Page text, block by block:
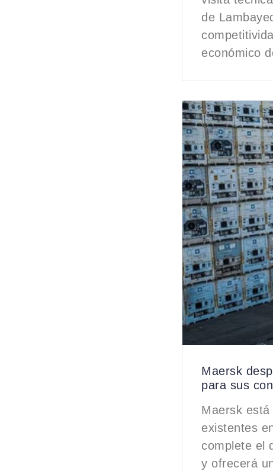
de
económico
Maersk
para sus
Maersk
existentes
complete el
y ofrecerá